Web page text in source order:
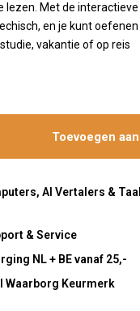
lezen. Met de
en je kunt
vakantie of op reis
Toevoegen
AI Vertalers &
& Service
NL + BE vanaf 25,-
Waarborg Keurmerk